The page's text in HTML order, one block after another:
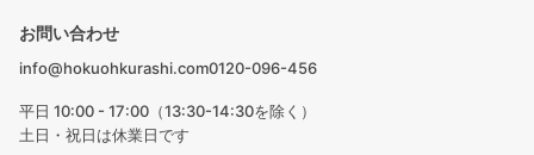
お問い合わせ
info@hokuohkurashi.com0120-096-456
平日 10:00 - 17:00（13:30-14:30を除く）
土日・祝日は休業日です